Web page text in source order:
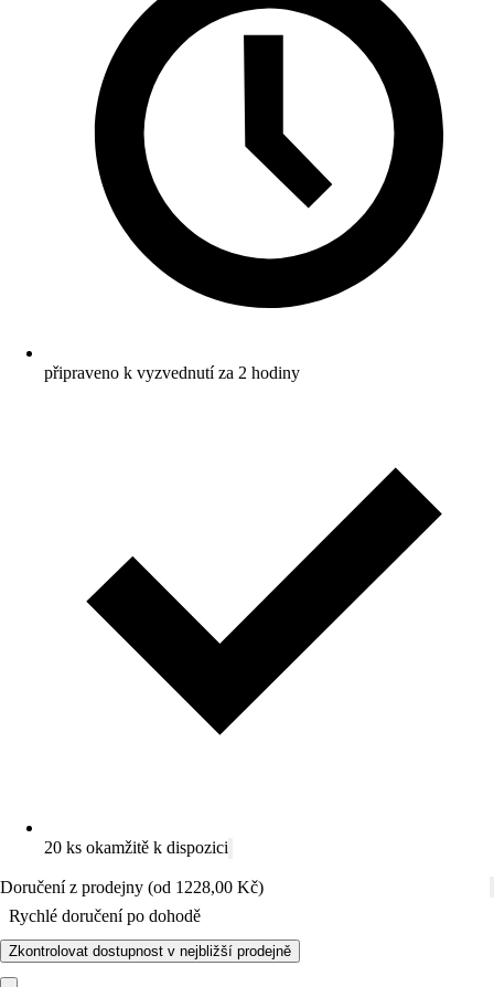
připraveno k vyzvednutí za 2 hodiny
20 ks okamžitě k dispozici
Doručení z prodejny (od 1228,00 Kč)
Rychlé doručení po dohodě
Zkontrolovat dostupnost v nejbližší prodejně